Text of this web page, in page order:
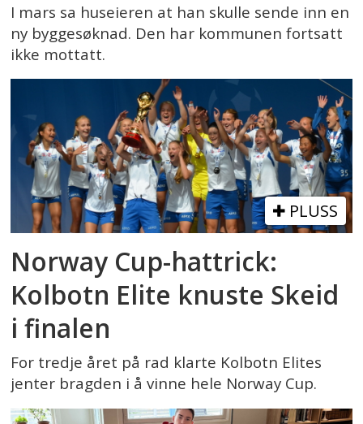
I mars sa huseieren at han skulle sende inn en
ny byggesøknad. Den har kommunen fortsatt
ikke mottatt.
PLUSS
Norway Cup-hattrick:
Kolbotn Elite knuste Skeid
i finalen
For tredje året på rad klarte Kolbotn Elites
jenter bragden i å vinne hele Norway Cup.